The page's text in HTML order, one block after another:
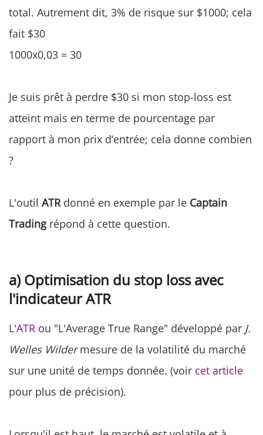
total. Autrement dit, 3% de risque sur $1000; cela
fait $30
1000x0,03 = 30
Je suis prêt à perdre $30 si mon stop-loss est
atteint mais en terme de pourcentage par
rapport à mon prix d’entrée; cela donne combien
?
L'outil ATR donné en exemple par le Captain
Tradingrépond à cette question.
a) Optimisation du stop loss avec
l'indicateur ATR
L'ATR ou "L'Average True Range" développé par J.
Welles Wildermesure de la volatilité du marché
sur une unité de temps donnée. (voir cet article
pour plus de précision).